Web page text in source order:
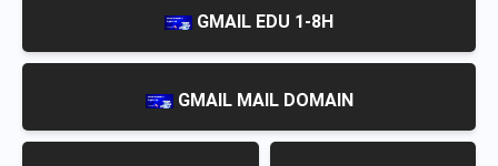
GMAIL EDU 1-8H
GMAIL MAIL DOMAIN